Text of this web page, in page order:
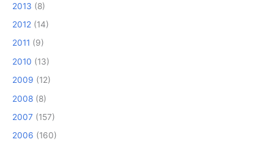
2013 (8)
2012 (14)
2011 (9)
2010 (13)
2009 (12)
2008 (8)
2007 (157)
2006 (160)